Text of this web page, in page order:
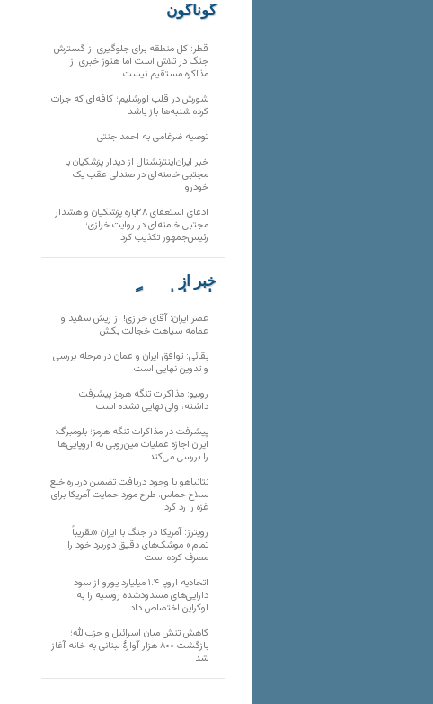
گوناگون
قطر: کل منطقه برای جلوگیری از گسترش
جنگ در تلاش است اما هنوز خبری از
مذاکره مستقیم نیست
شورش در قلب اورشلیم؛ کافه‌ای که جرات
کرده شنبه‌ها باز باشد
توصیه ضرغامی به احمد جنتی
خبر ایران‌اینترنشنال از دیدار پزشکیان با
مجتبی خامنه‌ای در صندلی عقب یک
خودرو
ادعای استعفای ۲۸باره پزشکیان و هشدار
مجتبی خامنه‌ای در روایت خرازی؛
رئیس‌جمهور تکذیب کرد
خبر از
تارنماهای دیگر
عصر ایران: آقای خرازی! از ریش سفید و
عمامه سیاهت خجالت بکش
بقائی: توافق ایران و عمان در مرحله بررسی
و تدوین نهایی است
روبیو: مذاکرات تنگه هرمز پیشرفت
داشته، ولی نهایی نشده است
پیشرفت در مذاکرات تنگه هرمز؛ بلومبرگ:
ایران اجازه عملیات مین‌روبی به اروپایی‌ها
را بررسی می‌کند
نتانیاهو با وجود دریافت تضمین درباره خلع
سلاح حماس، طرح مورد حمایت آمریکا برای
غزه را رد کرد
رویترز: آمریکا در جنگ با ایران «تقریباً
تمام» موشک‌های دقیق دوربرد خود را
مصرف کرده است
اتحادیه اروپا ۱.۴ میلیارد یورو از سود
دارایی‌های مسدودشده روسیه را به
اوکراین ‏اختصاص داد
کاهش تنش میان اسرائیل و حزب‌الله؛
بازگشت ۸۰۰ هزار آوارۀ لبنانی به خانه‌ آغاز
شد